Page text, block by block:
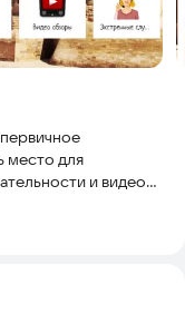
место для
и видео
свои услуги в